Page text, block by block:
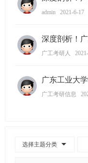
admin 2021-6-17
深度剖析！
广工考研人
广东工业大
广工考研信息
选择主题分类